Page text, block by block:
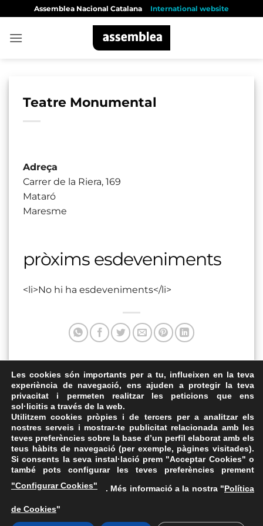
content
Assemblea Nacional Catalana International website
Teatre Monumental
Adreça
Carrer de la Riera, 169
Mataró
Maresme
pròxims esdeveniments
<li>No hi ha esdeveniments</li>
Aquesta entrada va ser publicada a . Marqui com a favorit
elEnllaç permanent.
Sala La Lira 2.0 Plaça de Sant Antoni
FAQs
ASSEMBLEA NACIONAL CATALANA
Carrer de la Marina, 315, 08025 Barcelona · 93 347 17 14
Les cookies són importants per a tu, influeixen en la teva
experiència de navegació, ens ajuden a protegir la teva
privacitat i permeten realitzar les peticions que ens
sol·licitis a través de la web.
Utilitzem cookies pròpies i de tercers per a analitzar els
nostres serveis i mostrar-te publicitat relacionada amb les
teves preferències sobre la base d’un perfil elaborat amb els
teus hàbits de navegació (per exemple, pàgines visitades).
Si consents la seva instal·lació prem "Acceptar Cookies" o
també pots configurar les teves preferències prement
"Configurar Cookies"
. Més informació a la nostra "Política
de Cookies"